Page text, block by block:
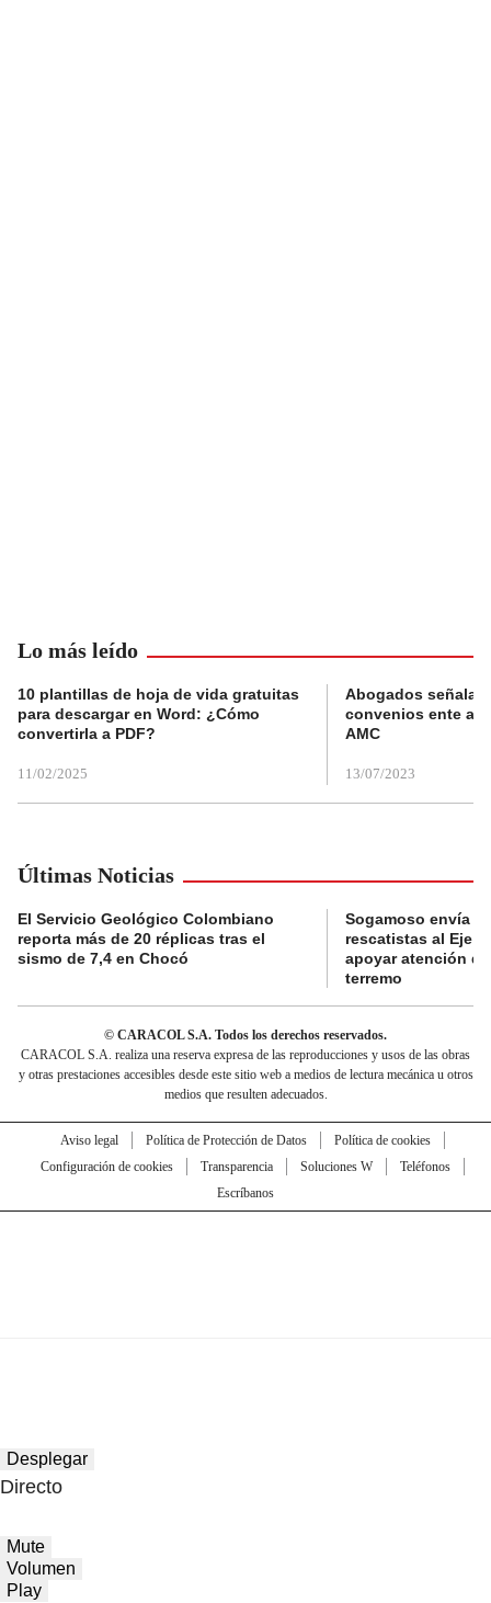
Lo más leído
10 plantillas de hoja de vida gratuitas
para descargar en Word: ¿Cómo
convertirla a PDF?
11/02/2025
Abogados
convenios ente
AMC
13/07/2023
Últimas Noticias
El Servicio Geológico Colombiano
reporta más de 20 réplicas tras el
sismo de 7,4 en Chocó
Sogamoso envía
rescatistas al Eje
apoyar atención
terremo
© CARACOL S.A. Todos los derechos reservados.
CARACOL S.A. realiza una reserva expresa de las reproducciones y usos de las obras
y otras prestaciones accesibles desde este sitio web a medios de lectura mecánica u otros
medios que resulten adecuados.
Aviso legal Política de Protección de Datos
Política de cookies
Configuración de cookies
Transparencia Soluciones W
Teléfonos
Escríbanos
Desplegar
Directo
Mute
Volumen
Play